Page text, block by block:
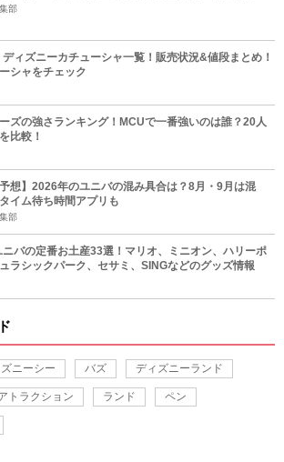
部
ディズニーカチューシャ一覧！販売状況&値段まとめ！
シャをチェック
ズの強さランキング！MCUで一番強いのは誰？20人
比較！
予想】2026年のユニバの混み具合は？8月・9月は混
イム待ち時間アプリも
部
ニバの定番お土産33選！マリオ、ミニオン、ハリーポ
ラシックパーク、セサミ、SINGなどのグッズ情報
ニーシー バズ ディズニーランド
トラクション ランド ペン